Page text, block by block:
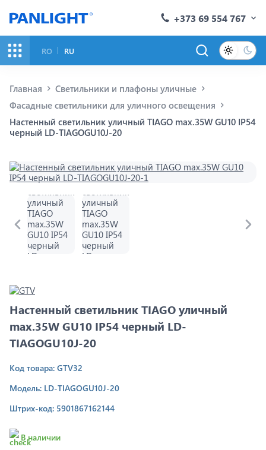
+373 69 554 767
RO RU
Главная
Светильники и плафоны уличные
Фасадные светильники для уличного освещения
Настенный светильник уличный TIAGO max.35W GU10 IP54
черный LD-TIAGOGU10J-20
Настенный светильник TIAGO уличный
max.35W GU10 IP54 черный LD-
TIAGOGU10J-20
Код товара: GTV32
Модель: LD-TIAGOGU10J-20
Штрих-код: 5901867162144
В наличии